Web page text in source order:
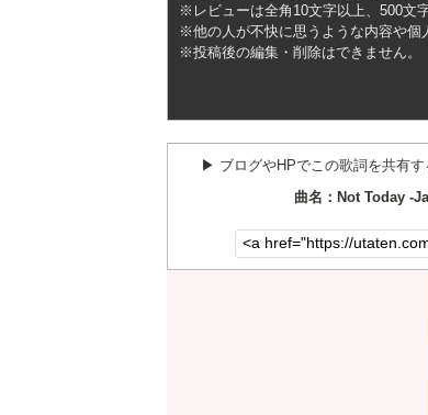
※レビューは全角10文字以上、500文
※他の人が不快に思うような内容や個
※投稿後の編集・削除はできません。
▶︎ ブログやHPでこの歌詞を共有
曲名：Not Today -